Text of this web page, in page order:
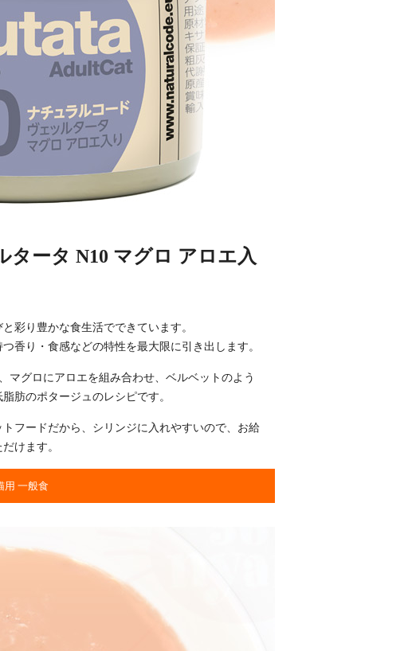
ータ N10 マグロ アロエ入
彩り豊かな食生活でできています。
香り・食感などの特性を最大限に引き出します。
マグロにアロエを組み合わせ、ベルベットのよう
肪のポタージュのレシピです。
フードだから、シリンジに入れやすいので、お給
けます。
用 一般食